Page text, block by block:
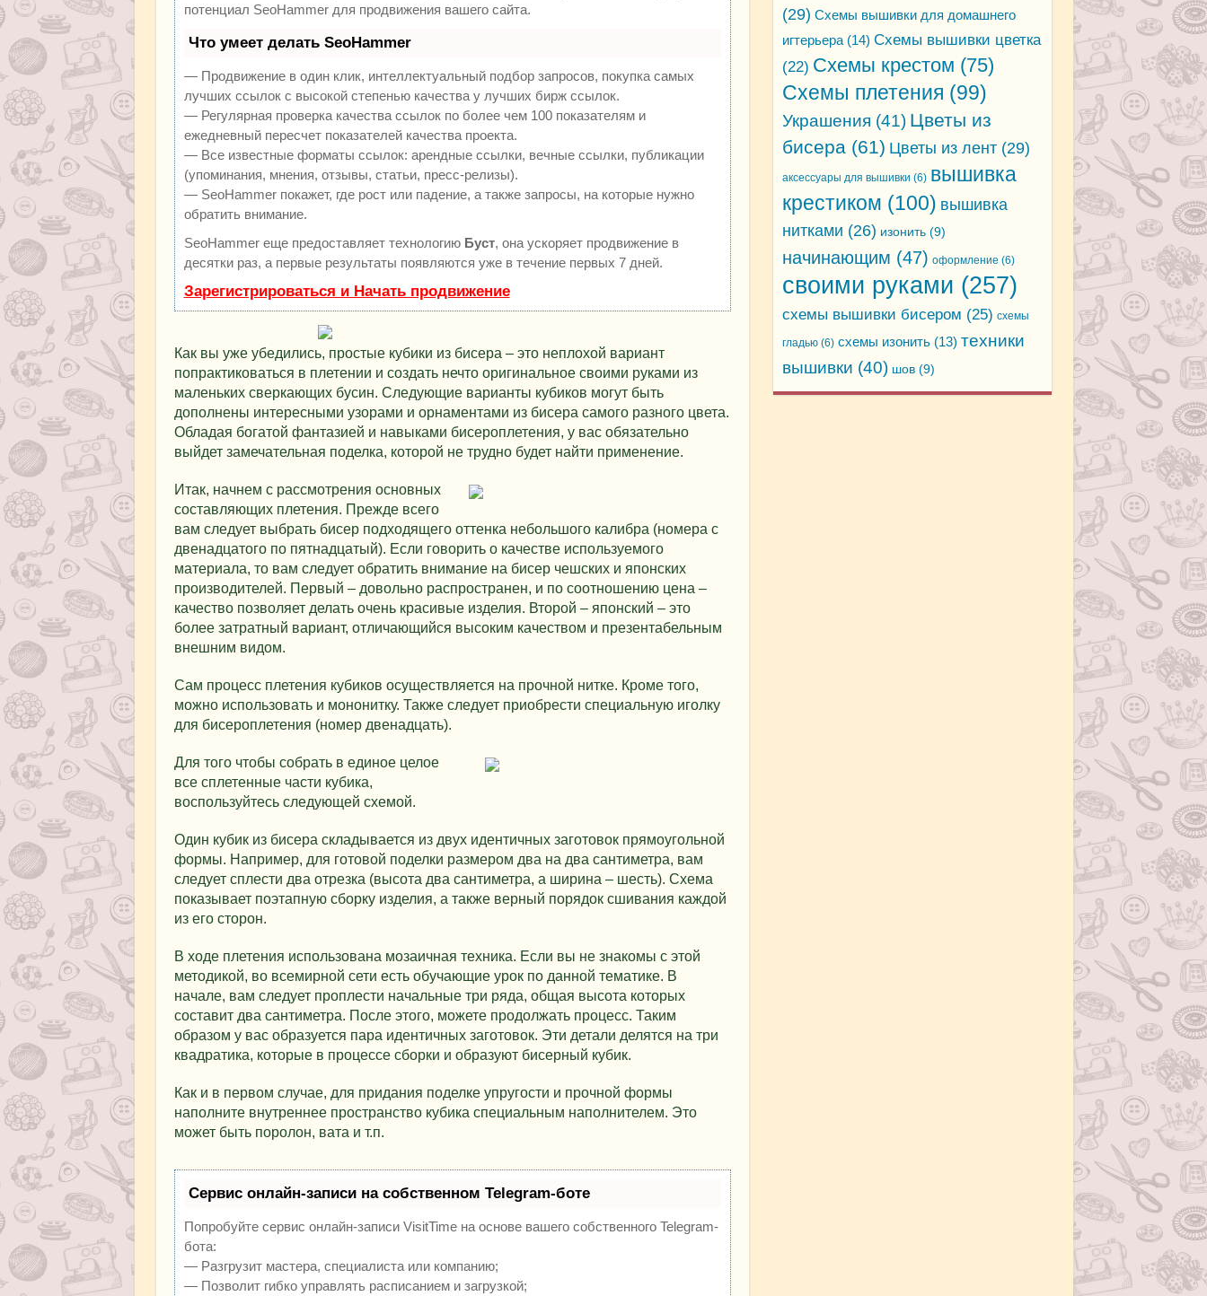
потенциал SeoHammer для продвижения вашего сайта.
Что умеет делать SeoHammer
— Продвижение в один клик, интеллектуальный подбор запросов, покупка самых
лучших ссылок с высокой степенью качества у лучших бирж ссылок.
— Регулярная проверка качества ссылок по более чем 100 показателям и
ежедневный пересчет показателей качества проекта.
— Все известные форматы ссылок: арендные ссылки, вечные ссылки, публикации
(упоминания, мнения, отзывы, статьи, пресс-релизы).
— SeoHammer покажет, где рост или падение, а также запросы, на которые нужно
обратить внимание.
SeoHammer еще предоставляет технологию Буст, она ускоряет продвижение в
десятки раз, а первые результаты появляются уже в течение первых 7 дней.
Зарегистрироваться и Начать продвижение
Как вы уже убедились, простые кубики из бисера – это неплохой вариант
попрактиковаться в плетении и создать нечто оригинальное своими руками из
маленьких сверкающих бусин. Следующие варианты кубиков могут быть
дополнены интересными узорами и орнаментами из бисера самого разного цвета.
Обладая богатой фантазией и навыками бисероплетения, у вас обязательно
выйдет замечательная поделка, которой не трудно будет найти применение.
Итак, начнем с рассмотрения основных
составляющих плетения. Прежде всего
вам следует выбрать бисер подходящего оттенка небольшого калибра (номера с
двенадцатого по пятнадцатый). Если говорить о качестве используемого
материала, то вам следует обратить внимание на бисер чешских и японских
производителей. Первый – довольно распространен, и по соотношению цена –
качество позволяет делать очень красивые изделия. Второй – японский – это
более затратный вариант, отличающийся высоким качеством и презентабельным
внешним видом.
Сам процесс плетения кубиков осуществляется на прочной нитке. Кроме того,
можно использовать и мононитку. Также следует приобрести специальную иголку
для бисероплетения (номер двенадцать).
Для того чтобы собрать в единое целое
все сплетенные части кубика,
воспользуйтесь следующей схемой.
Один кубик из бисера складывается из двух идентичных заготовок прямоугольной
формы. Например, для готовой поделки размером два на два сантиметра, вам
следует сплести два отрезка (высота два сантиметра, а ширина – шесть). Схема
показывает поэтапную сборку изделия, а также верный порядок сшивания каждой
из его сторон.
В ходе плетения использована мозаичная техника. Если вы не знакомы с этой
методикой, во всемирной сети есть обучающие урок по данной тематике. В
начале, вам следует проплести начальные три ряда, общая высота которых
составит два сантиметра. После этого, можете продолжать процесс. Таким
образом у вас образуется пара идентичных заготовок. Эти детали делятся на три
квадратика, которые в процессе сборки и образуют бисерный кубик.
Как и в первом случае, для придания поделке упругости и прочной формы
наполните внутреннее пространство кубика специальным наполнителем. Это
может быть поролон, вата и т.п.
Сервис онлайн-записи на собственном Telegram-боте
Попробуйте сервис онлайн-записи VisitTime на основе вашего собственного Telegram-
бота:
— Разгрузит мастера, специалиста или компанию;
— Позволит гибко управлять расписанием и загрузкой;
(29) Схемы вышивки для домашнего
игтерьера(14) Схемы вышивки цветка
(22) Схемы крестом (75)
Схемы плетения (99)
Украшения (41) Цветы из
бисера(61) Цветы из лент(29)
аксессуары для вышивки (6) вышивка
крестиком (100) вышивка
нитками (26) изонить(9)
начинающим (47) оформление (6)
своими руками (257)
схемы вышивки бисером (25) схемы
гладью(6) схемы изонить(13) техники
вышивки (40) шов(9)